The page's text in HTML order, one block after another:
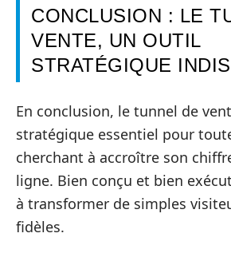
CONCLUSION : LE
VENTE, UN OUTIL
STRATÉGIQUE
En conclusion, le tunnel de
stratégique essentiel pour
cherchant à accroître son
ligne. Bien conçu et bien
à transformer de simples
fidèles.